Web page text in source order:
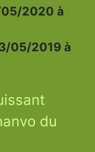
2020 à
05/2019 à
du